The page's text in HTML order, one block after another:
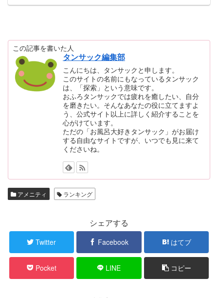
この記事を書いた人
タンサック編集部
こんにちは、タンサックと申します。
このサイトの名前にもなっているタンサック
は、「探索」という意味です。
おふろタンサックでは疲れを癒したい、自分
を磨きたい。そんなあなたの役に立てますよ
う、公式サイト以上に詳しく紹介することを
心がけています。
ただの「お風呂大好きタンサック」がお届け
する自由なサイトですが、いつでも見に来て
くださいね。
アメニティ ランキング
シェアする
Twitter Facebook はてブ
Pocket LINE コピー